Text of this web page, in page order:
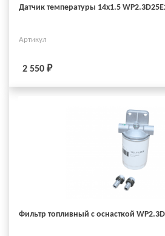
Датчик температуры 14х1.5
Артикул
2 550 ₽
Фильтр топливный с оснасткой